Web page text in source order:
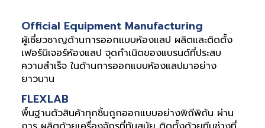
Official Equipment Manufacturing
ผู้เชี่ยวชาญด้านการออกแบบห้องแลป ผลิตและติดตั้ง
เฟอร์นิเจอร์ห้องแลป จุดกำเนิดของแบรนด์ที่ประสบ
ความสำเร็จ ในด้านการออกแบบห้องแลปมาอย่าง
ยาวนาน
FLEXLAB
พื้นฐานตัวสินค้าทุกชิ้นถูกออกแบบอย่างพิถีพิถัน ผ่าน